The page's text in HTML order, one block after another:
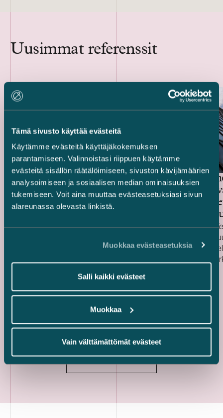
Tämä sivusto käyttää evästeitä
Käytämme evästeitä käyttäjäkokemuksen
parantamiseen. Valinnoistasi riippuen käytämme
evästeitä sisällön räätälöimiseen, sivuston kävijämäärien
analysoimiseen ja sosiaalisen median ominaisuuksien
tukemiseen. Voit aina muuttaa evästeasetuksiasi sivun
alareunassa olevasta linkistä.
Muokkaa evästeasetuksia
Salli kaikki evästeet
Muokkaa
Vain välttämättömät evästeet
Uusimmat referenssit
Focus Nordic Cities -
kiinteistörahasto –
Monikäyttäjätoimistorakennuksen
Avustimme Focus Nordic Cities -nimistä
myydessä Helsingin Käpylässä sijaitsevan
000 m 2 , ja se tunnetaan entisenä Amerin
pääkonttorina.
myynti
Avustimme
myydessä
sijaitsevat
logistiikka-,
Kaikki referenssit